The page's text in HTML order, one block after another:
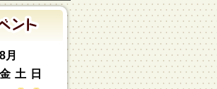
月
金 土
日